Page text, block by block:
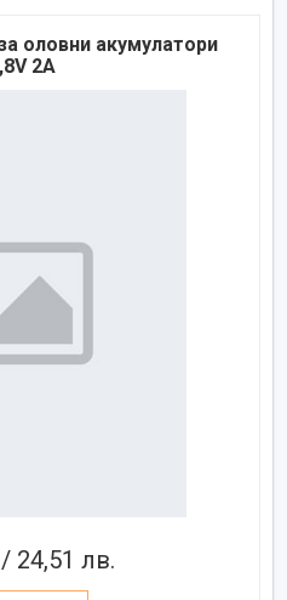
оловни акумулатори
2A
24,51 лв.